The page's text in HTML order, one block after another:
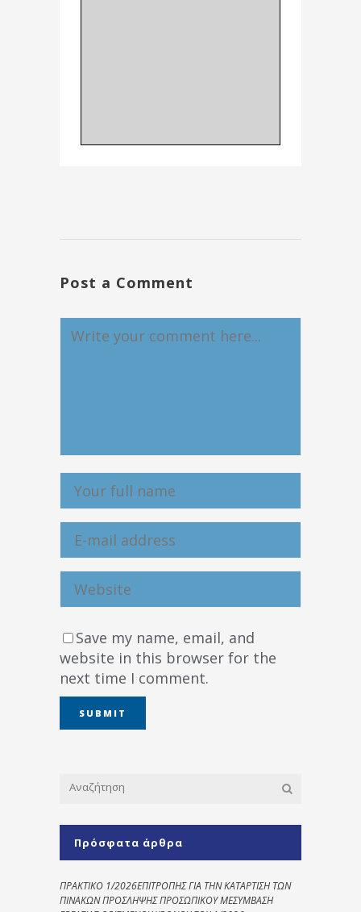
Post a Comment
Save my name, email, and
website in this browser for the
next time I comment.
Πρόσφατα άρθρα
ΠΡΑΚΤΙΚΟ 1/2026ΕΠΙΤΡΟΠΗΣ ΓΙΑ ΤΗΝ ΚΑΤΑΡΤΙΣΗ ΤΩΝ
ΠΙΝΑΚΩΝ ΠΡΟΣΛΗΨΗΣ ΠΡΟΣΩΠΙΚΟΥ ΜΕΣΥΜΒΑΣΗ